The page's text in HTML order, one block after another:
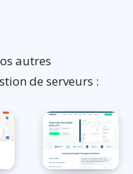
autres
de serveurs :